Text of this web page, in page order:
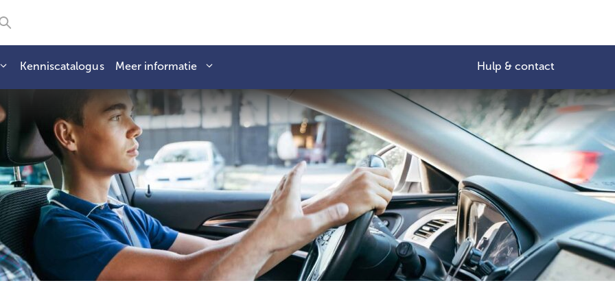
Kenniscatalogus Meer informatie Hulp & contact